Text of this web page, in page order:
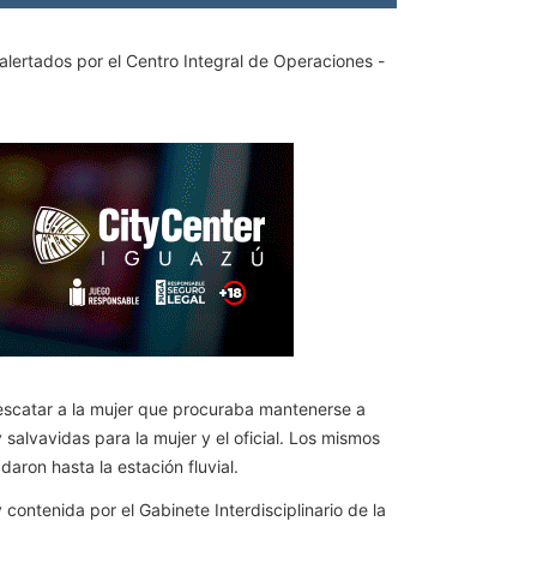
por el Centro Integral de Operaciones -
a la mujer que procuraba mantenerse a
para la mujer y el oficial. Los mismos
hasta la estación fluvial.
por el Gabinete Interdisciplinario de la